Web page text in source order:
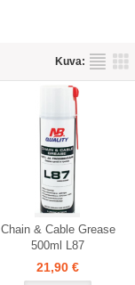
Kuva:
Chain & Cable Grease
500ml L87
21,90 €